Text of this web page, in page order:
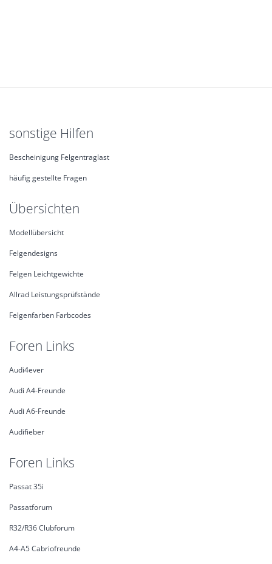
sonstige Hilfen
Bescheinigung Felgentraglast
häufig gestellte Fragen
Übersichten
Modellübersicht
Felgendesigns
Felgen Leichtgewichte
Allrad Leistungsprüfstände
Felgenfarben Farbcodes
Foren Links
Audi4ever
Audi A4-Freunde
Audi A6-Freunde
Audifieber
Foren Links
Passat 35i
Passatforum
R32/R36 Clubforum
A4-A5 Cabriofreunde